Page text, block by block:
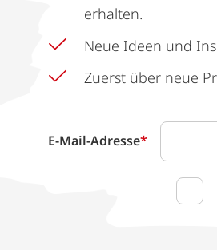
erhalten.
Neue Ideen und
Zuerst über neue
E-Mail-Adresse*